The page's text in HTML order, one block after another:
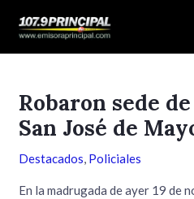
Robaron sede
San José de
Destacados, Policiales
En la madrugada de ayer 19 de
de